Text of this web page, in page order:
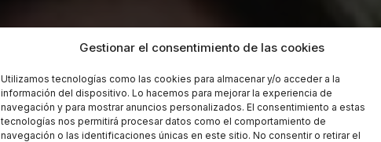
Gestionar el consentimiento de las cookies
Utilizamos tecnologías como las cookies para almacenar y/o acceder a la
información del dispositivo. Lo hacemos para mejorar la experiencia de
navegación y para mostrar anuncios personalizados. El consentimiento a estas
tecnologías nos permitirá procesar datos como el comportamiento de
navegación o las identificaciones únicas en este sitio. No consentir o retirar el